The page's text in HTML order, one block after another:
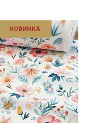
НОВИНКА